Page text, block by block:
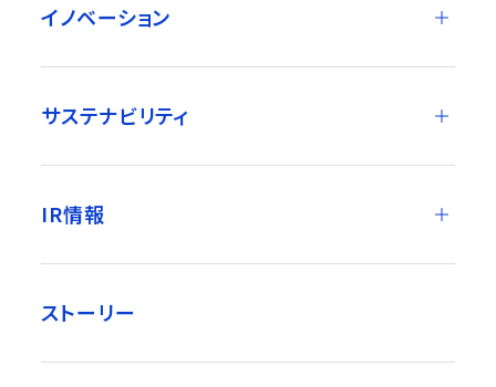
イノベーション
サステナビリティ
IR情報
ストーリー